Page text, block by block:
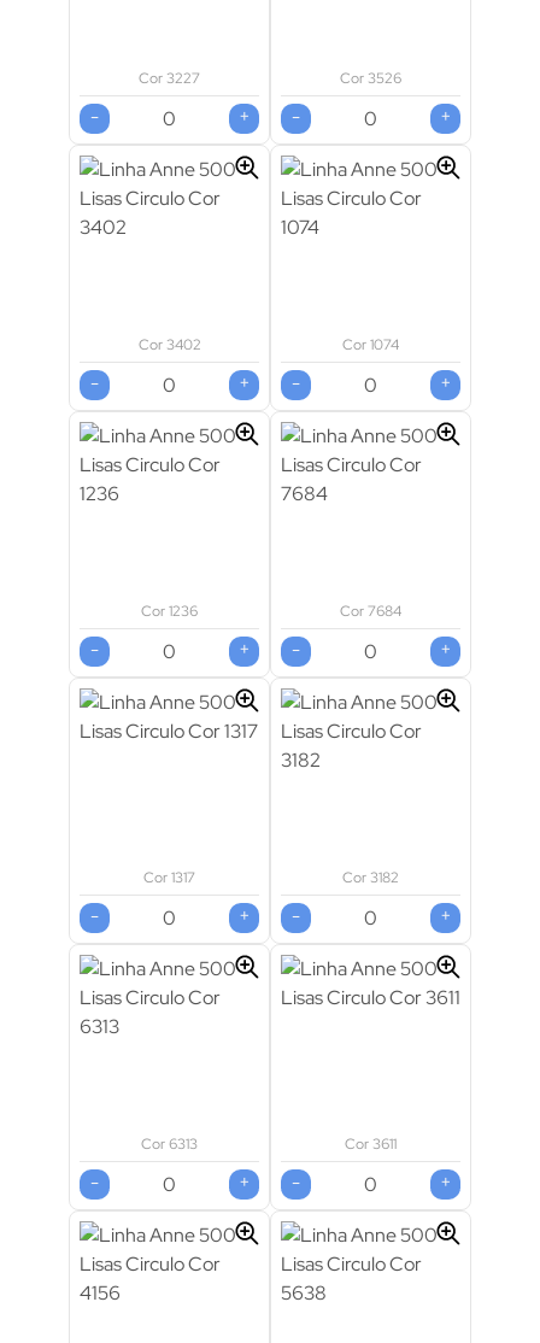
Cor 3227
- +
Cor 3526
- +
Cor 3402
- +
Cor 1074
- +
Cor 1236
- +
Cor 7684
- +
Cor 1317
- +
Cor 3182
- +
Cor 6313
- +
Cor 3611
- +